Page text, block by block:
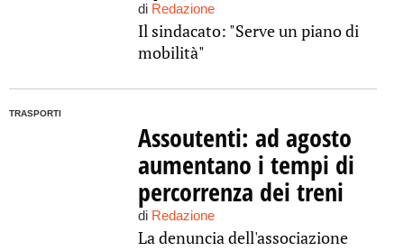
di Redazione
Il sindacato: "Serve un piano di
mobilità"
TRASPORTI
Assoutenti: ad agosto
aumentano i tempi di
percorrenza dei treni
di Redazione
La denuncia dell'associazione